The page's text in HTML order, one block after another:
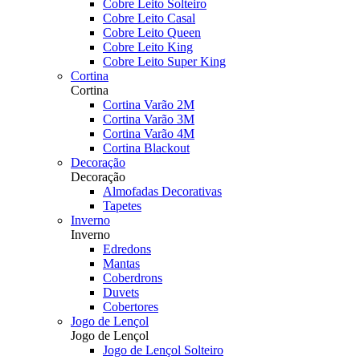
Cobre Leito Solteiro
Cobre Leito Casal
Cobre Leito Queen
Cobre Leito King
Cobre Leito Super King
Cortina
Cortina
Cortina Varão 2M
Cortina Varão 3M
Cortina Varão 4M
Cortina Blackout
Decoração
Decoração
Almofadas Decorativas
Tapetes
Inverno
Inverno
Edredons
Mantas
Coberdrons
Duvets
Cobertores
Jogo de Lençol
Jogo de Lençol
Jogo de Lençol Solteiro